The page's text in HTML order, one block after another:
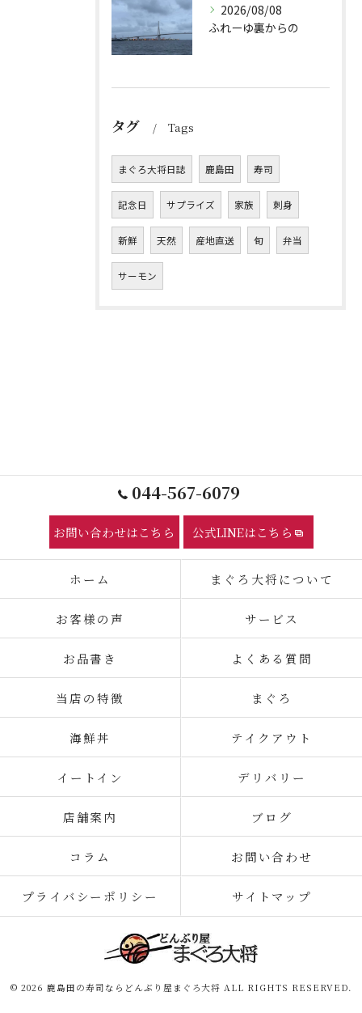
2026/08/08
ふれーゆ裏からの
タグ Tags
まぐろ大将日誌 鹿島田 寿司
記念日 サプライズ 家族 刺身
新鮮 天然 産地直送 旬 弁当
サーモン
044-567-6079
お問い合わせはこちら 公式LINEはこちら
ホーム まぐろ大将について
お客様の声 サービス
お品書き よくある質問
当店の特徴 まぐろ
海鮮丼 テイクアウト
イートイン デリバリー
店舗案内 ブログ
コラム お問い合わせ
プライバシーポリシー サイトマップ
© 2026 鹿島田の寿司ならどんぶり屋まぐろ大将 ALL RIGHTS RESERVED.